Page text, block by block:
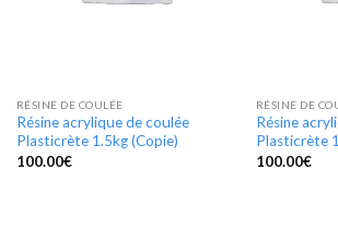
RÉSINE DE COULÉE
Résine acrylique de coulée
Plasticrète 1.5kg (Copie)
100.00€
RÉSINE DE
Résine
Plasticrète
100.00€